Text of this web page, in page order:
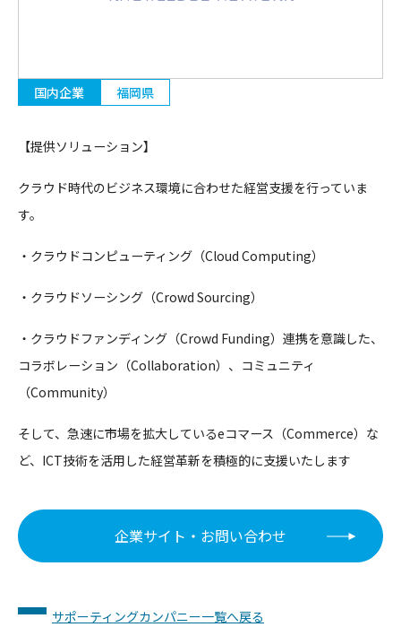
国内企業 福岡県
【提供ソリューション】
クラウド時代のビジネス環境に合わせた経営支援を行っていま
す。
・クラウドコンピューティング（Cloud Computing）
・クラウドソーシング（Crowd Sourcing）
・クラウドファンディング（Crowd Funding）連携を意識した、
コラボレーション（Collaboration）、コミュニティ
（Community）
そして、急速に市場を拡大しているeコマース（Commerce）な
ど、ICT技術を活用した経営革新を積極的に支援いたします
企業サイト・お問い合わせ
サポーティングカンパニー一覧へ戻る